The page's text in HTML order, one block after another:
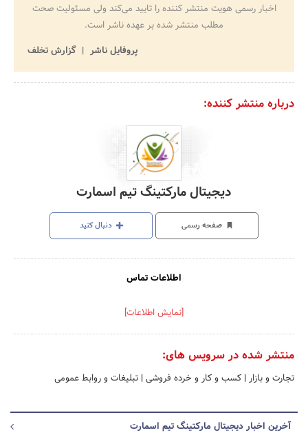
اخبار رسمی هویت منتشر کننده را تایید می‌کند ولی مسئولیت صحت
مطلب منتشر شده بر عهده ناشر است.
پروفایل ناشر
گزارش تخلف
درباره منتشر کننده:
دیجیتال مارکتینگ تیم اسمارت
صفحه رسمی دنبال کنید
اطلاعات تماس
[نمایش اطلاعات]
منتشر شده در سرویس های:
تجارت و بازار | کسب و کار و خرده فروشی | تبلیغات و روابط عمومی
آخرین اخبار دیجیتال مارکتینگ تیم اسمارت